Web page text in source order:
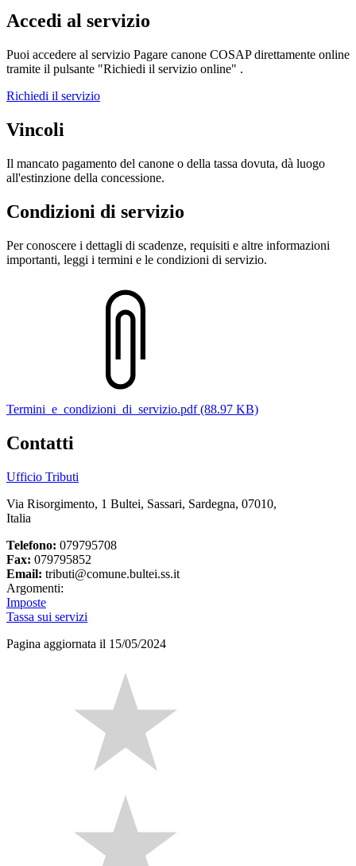
Accedi al servizio
Puoi accedere al servizio Pagare canone COSAP direttamente online
tramite il pulsante "Richiedi il servizio online" .
Richiedi il servizio
Vincoli
Il mancato pagamento del canone o della tassa dovuta, dà luogo
all'estinzione della concessione.
Condizioni di servizio
Per conoscere i dettagli di scadenze, requisiti e altre informazioni
importanti, leggi i termini e le condizioni di servizio.
Termini_e_condizioni_di_servizio.pdf (88.97 KB)
Contatti
Ufficio Tributi
Via Risorgimento, 1 Bultei, Sassari, Sardegna, 07010,
Italia
Telefono: 079795708
Fax: 079795852
Email: tributi@comune.bultei.ss.it
Argomenti:
Imposte
Tassa sui servizi
Pagina aggiornata il 15/05/2024